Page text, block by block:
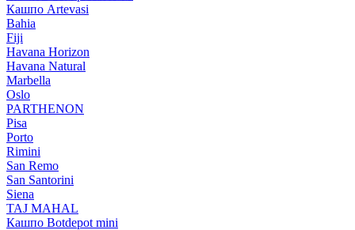
Кашпо Artevasi
Bahia
Fiji
Havana Horizon
Havana Natural
Marbella
Oslo
PARTHENON
Pisa
Porto
Rimini
San Remo
San Santorini
Siena
TAJ MAHAL
Кашпо Botdepot mini